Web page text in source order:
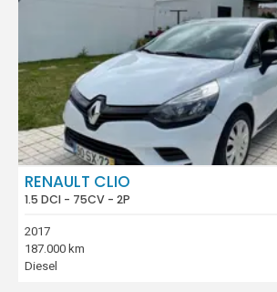
RENAULT CLIO
1.5 DCI - 75CV - 2P
2017
187.000 km
Diesel